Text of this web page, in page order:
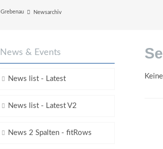
Grebenau Newsarchiv
News & Events
News list - Latest
News list - Latest V2
News 2 Spalten - fitRows